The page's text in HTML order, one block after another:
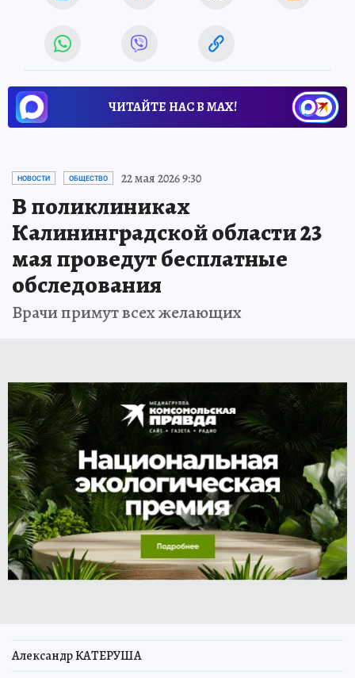
ЧИТАЙТЕ НАС В МАХ!
НОВОСТИ ОБЩЕСТВО 22 мая 2026 9:30
В поликлиниках
Калининградской области 23
мая проведут бесплатные
обследования
Врачи примут всех желающих
Александр КАТЕРУША